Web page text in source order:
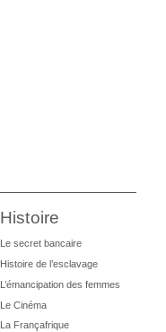
Histoire
Le secret bancaire
Histoire de l’esclavage
L’émancipation des femmes
Le Cinéma
La Françafrique